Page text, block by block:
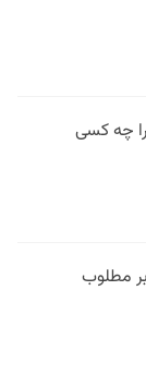
فیلتر در وقت اضافه؛ فوتبال ۳۶۰ را چه کسی
مطلوب